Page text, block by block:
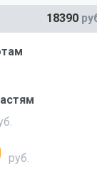
18390
руб.